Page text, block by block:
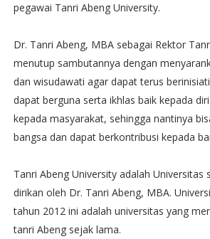
pegawai Tanri Abeng University.
Dr. Tanri Abeng, MBA sebagai Rektor
menutup sambutannya dengan
dan wisudawati agar dapat terus
dapat berguna serta ikhlas baik kepada
kepada masyarakat, sehingga nantinya
bangsa dan dapat berkontribusi kepada
Tanri Abeng University adalah Universitas
dirikan oleh Dr. Tanri Abeng, MBA.
tahun 2012 ini adalah universitas yang
tanri Abeng sejak lama.